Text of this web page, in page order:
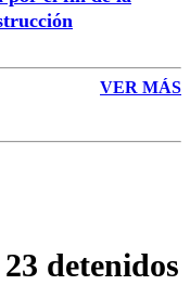
VER MÁS
detenidos